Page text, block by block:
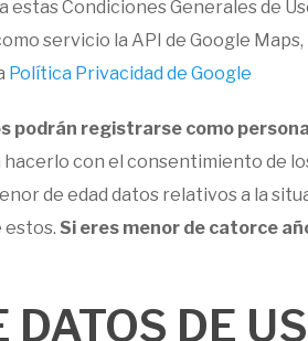
Condiciones Generales de
servicio la API de Google
Política Privacidad de Google
podrán registrarse como
con el consentimiento de
de edad datos relativos a la
estos. Si eres menor de catorce
DE